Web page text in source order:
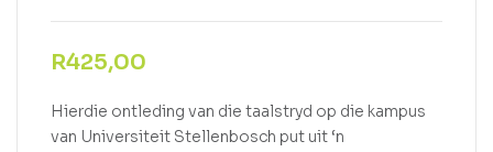
R425,00
Hierdie ontleding van die taalstryd op die kampus
van Universiteit Stellenbosch put uit ‘n